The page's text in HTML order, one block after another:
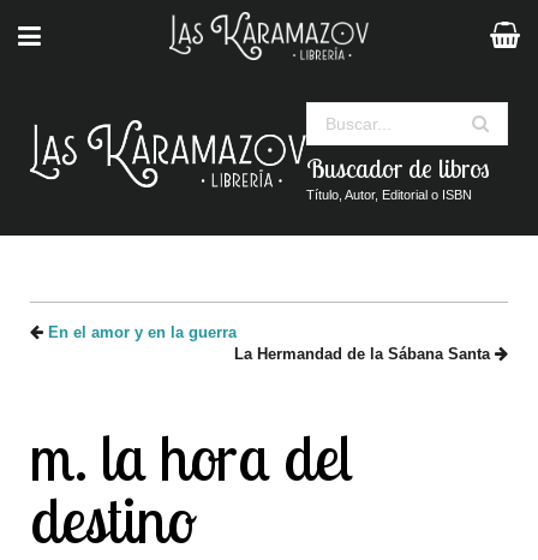
Buscador de libros
Título, Autor, Editorial o ISBN
En el amor y en la guerra
La Hermandad de la Sábana Santa
m. la hora del
destino